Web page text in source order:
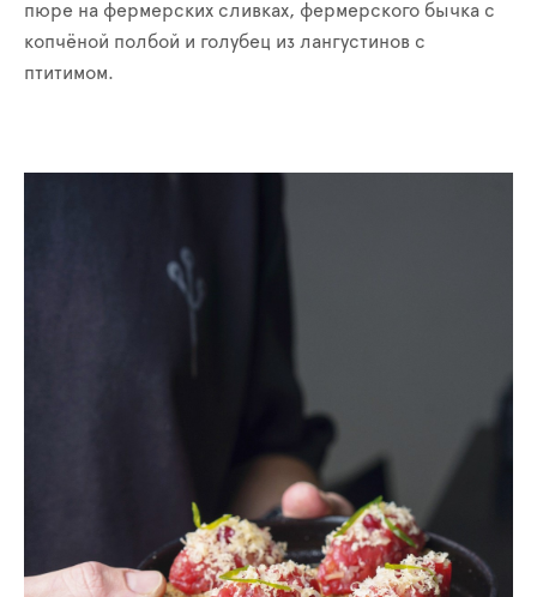
пюре на фермерских сливках, фермерского бычка с
копчёной полбой и голубец из лангустинов с
птитимом.